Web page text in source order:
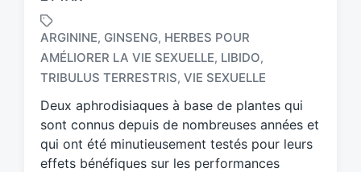
T
a
g
e
d
w
ARGININE, GINSENG, HERBES POUR
AMÉLIORER LA VIE SEXUELLE, LIBIDO,
TRIBULUS TERRESTRIS, VIE SEXUELLE
Deux aphrodisiaques à base de plantes qui
sont connus depuis de nombreuses années et
qui ont été minutieusement testés pour leurs
effets bénéfiques sur les performances